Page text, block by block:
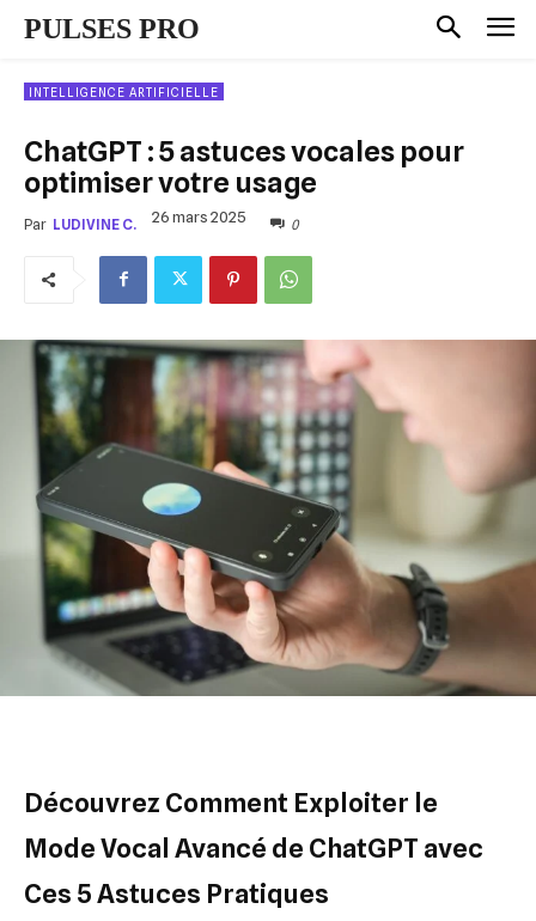
PULSES PRO
INTELLIGENCE ARTIFICIELLE
ChatGPT : 5 astuces vocales pour
optimiser votre usage
Par LUDIVINE C. 26 mars 2025 0
Découvrez Comment Exploiter le
Mode Vocal Avancé de ChatGPT avec
Ces 5 Astuces Pratiques